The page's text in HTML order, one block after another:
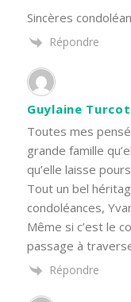
Sincères
Répondre
Guylaine
Toutes mes
grande famille
qu’elle laisse
Tout un bel
condoléances,
Même si c’est le
passage à
Répondre